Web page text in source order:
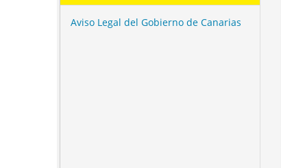
Aviso Legal del Gobierno de Canarias